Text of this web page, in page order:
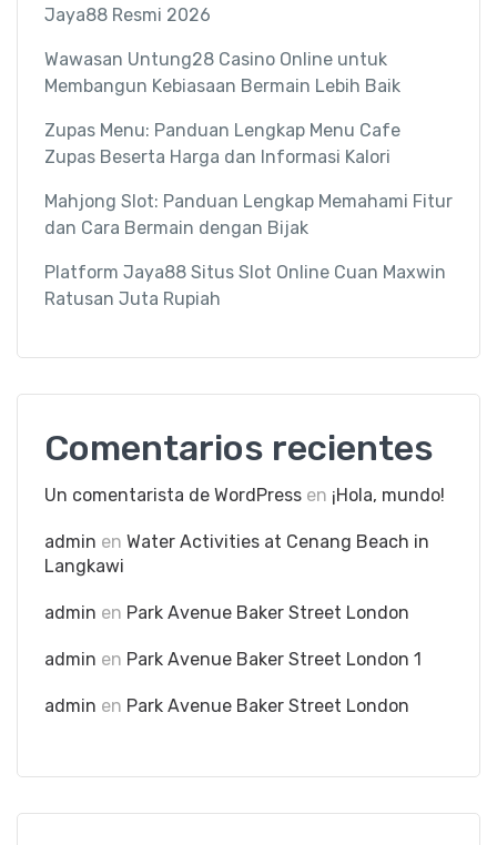
Jaya88 Resmi 2026
Wawasan Untung28 Casino Online untuk
Membangun Kebiasaan Bermain Lebih Baik
Zupas Menu: Panduan Lengkap Menu Cafe
Zupas Beserta Harga dan Informasi Kalori
Mahjong Slot: Panduan Lengkap Memahami Fitur
dan Cara Bermain dengan Bijak
Platform Jaya88 Situs Slot Online Cuan Maxwin
Ratusan Juta Rupiah
Comentarios recientes
Un comentarista de WordPress en ¡Hola, mundo!
admin en Water Activities at Cenang Beach in
Langkawi
admin en Park Avenue Baker Street London
admin en Park Avenue Baker Street London 1
admin en Park Avenue Baker Street London